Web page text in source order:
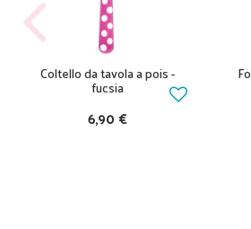
Coltello da tavola a pois -
fucsia
6,90 €